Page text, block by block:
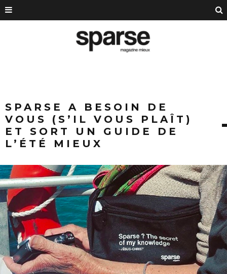
SPARSE A BESOIN DE
VOUS (S’IL VOUS PLAÎT)
ET SORT UN GUIDE DE
L’ÉTÉ MIEUX